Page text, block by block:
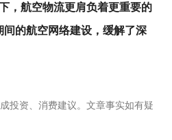
，航空物流更肩负着更重要的
的航空网络建设，缓解了深
投资、消费建议。文章事实如有疑